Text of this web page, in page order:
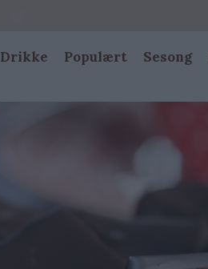
Drikke Populært Sesong